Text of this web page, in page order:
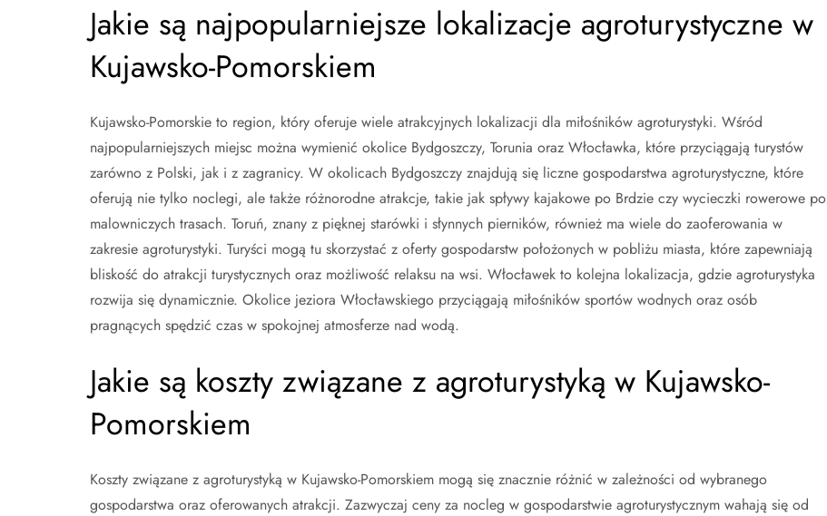
Jakie są najpopularniejsze lokalizacje agroturystyczne w
Kujawsko-Pomorskiem
Kujawsko-Pomorskie to region, który oferuje wiele atrakcyjnych lokalizacji dla miłośników agroturystyki. Wśród
najpopularniejszych miejsc można wymienić okolice Bydgoszczy, Torunia oraz Włocławka, które przyciągają turystów
zarówno z Polski, jak i z zagranicy. W okolicach Bydgoszczy znajdują się liczne gospodarstwa agroturystyczne, które
oferują nie tylko noclegi, ale także różnorodne atrakcje, takie jak spływy kajakowe po Brdzie czy wycieczki rowerowe po
malowniczych trasach. Toruń, znany z pięknej starówki i słynnych pierników, również ma wiele do zaoferowania w
zakresie agroturystyki. Turyści mogą tu skorzystać z oferty gospodarstw położonych w pobliżu miasta, które zapewniają
bliskość do atrakcji turystycznych oraz możliwość relaksu na wsi. Włocławek to kolejna lokalizacja, gdzie agroturystyka
rozwija się dynamicznie. Okolice jeziora Włocławskiego przyciągają miłośników sportów wodnych oraz osób
pragnących spędzić czas w spokojnej atmosferze nad wodą.
Jakie są koszty związane z agroturystyką w Kujawsko-
Pomorskiem
Koszty związane z agroturystyką w Kujawsko-Pomorskiem mogą się znacznie różnić w zależności od wybranego
gospodarstwa oraz oferowanych atrakcji. Zazwyczaj ceny za nocleg w gospodarstwie agroturystycznym wahają się od